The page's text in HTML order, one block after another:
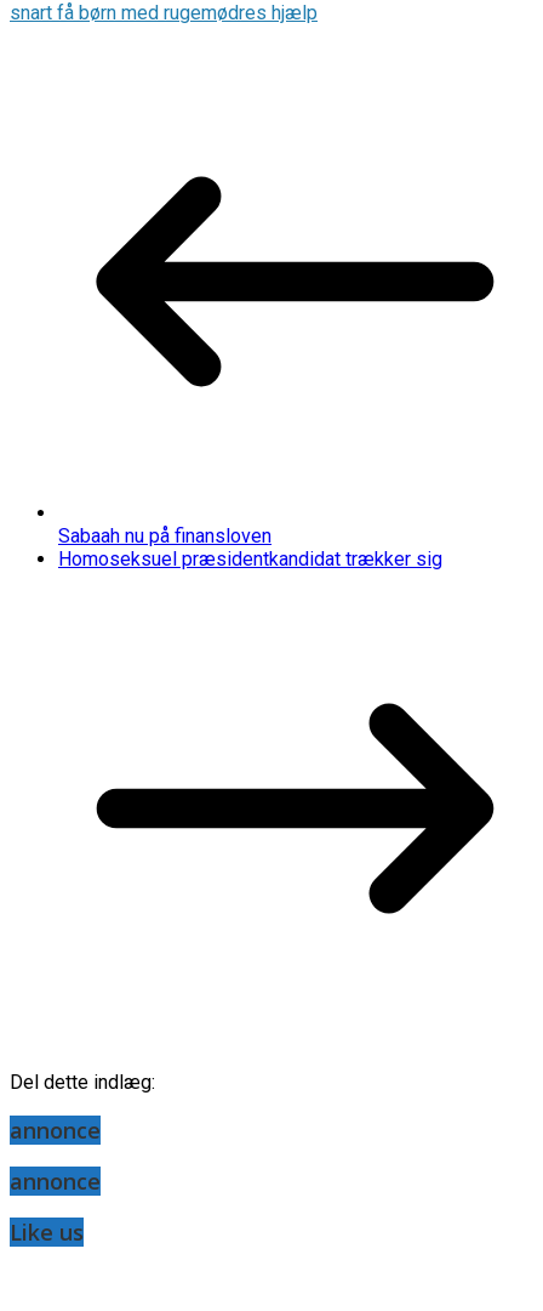
snart få børn med rugemødres hjælp
Sabaah nu på finansloven
Homoseksuel præsidentkandidat trækker sig
Del dette indlæg:
annonce
annonce
Like us